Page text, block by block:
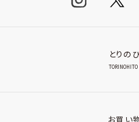
とりの
お買い